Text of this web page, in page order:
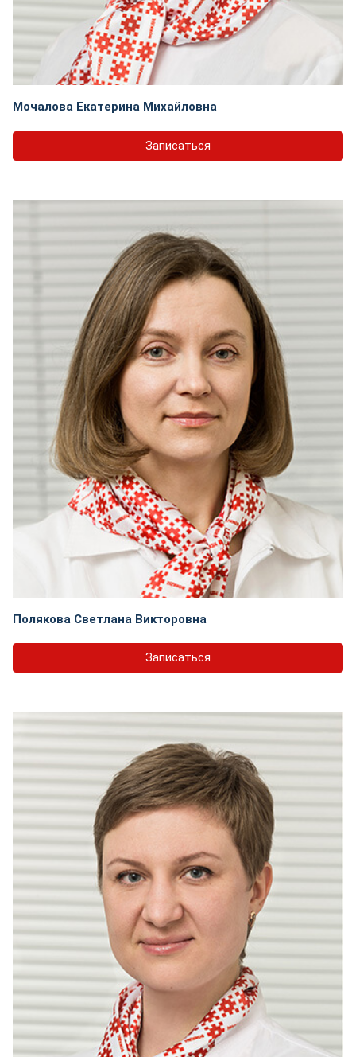
Мочалова Екатерина Михайловна
Записаться
Полякова Светлана Викторовна
Записаться